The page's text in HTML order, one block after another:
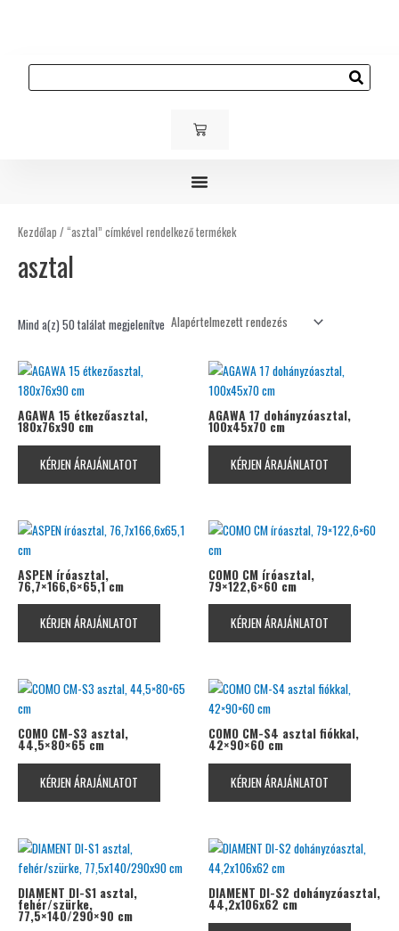
KOSÁR
Kezdőlap / “asztal” címkével rendelkező termékek
asztal
Mind a(z) 50 találat megjelenítve
AGAWA 15 étkezőasztal,
180x76x90 cm
KÉRJEN ÁRAJÁNLATOT
AGAWA 17 dohányzóasztal,
100x45x70 cm
KÉRJEN ÁRAJÁNLATOT
ASPEN íróasztal,
76,7×166,6×65,1 cm
KÉRJEN ÁRAJÁNLATOT
COMO CM íróasztal,
79×122,6×60 cm
KÉRJEN ÁRAJÁNLATOT
COMO CM-S3 asztal,
44,5×80×65 cm
KÉRJEN ÁRAJÁNLATOT
COMO CM-S4 asztal fiókkal,
42×90×60 cm
KÉRJEN ÁRAJÁNLATOT
DIAMENT DI-S1 asztal,
fehér/szürke,
77,5×140/290×90 cm
DIAMENT DI-S2 dohányzóasztal,
44,2x106x62 cm